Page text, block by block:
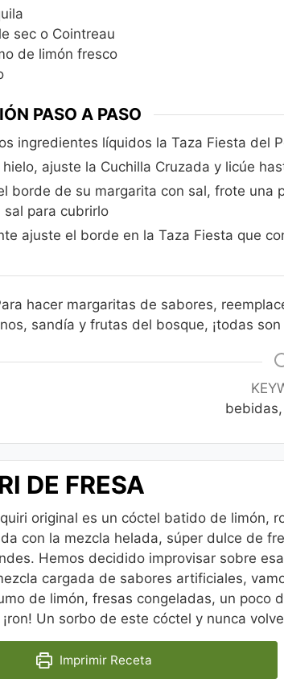
sec o Cointreau
de limón fresco
PASO A PASO
ingredientes líquidos la Taza Fiesta del
hielo, ajuste la Cuchilla Cruzada y licúe
borde de su margarita con sal, frote una
sal para cubrirlo
ajuste el borde en la Taza Fiesta que
hacer margaritas de sabores,
sandía y frutas del bosque, ¡todas son
DE FRESA
original es un cóctel batido de limón,
con la mezcla helada, súper dulce de
Hemos decidido improvisar sobre
cargada de sabores artificiales,
de limón, fresas congeladas, un poco
Un sorbo de este cóctel y nunca
Imprimir Receta